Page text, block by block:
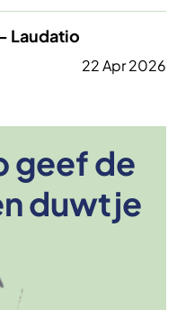
Laudatio
22 Apr 2026
geef de
duwtje